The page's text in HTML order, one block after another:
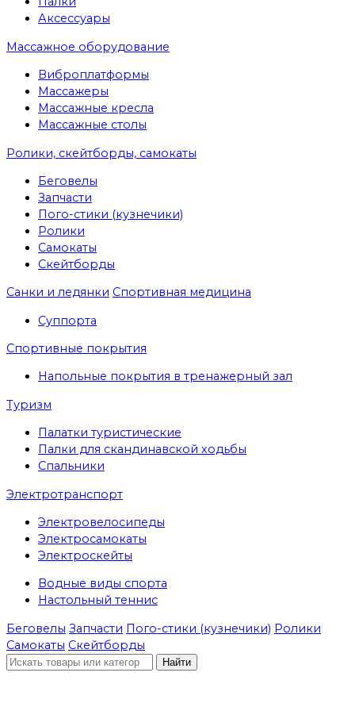
Аксессуары
Массажное оборудование
Виброплатформы
Массажеры
Массажные кресла
Массажные столы
Ролики, скейтборды, самокаты
Беговелы
Запчасти
Пого-стики (кузнечики)
Ролики
Самокаты
Скейтборды
Санки и ледянки Спортивная медицина
Суппорта
Спортивные покрытия
Напольные покрытия в тренажерный зал
Туризм
Палатки туристические
Палки для скандинавской ходьбы
Спальники
Электротранспорт
Электровелосипеды
Электросамокаты
Электроскейты
Водные виды спорта
Настольный теннис
Беговелы Запчасти Пого-стики (кузнечики) Ролики
Самокаты Скейтборды
Найти